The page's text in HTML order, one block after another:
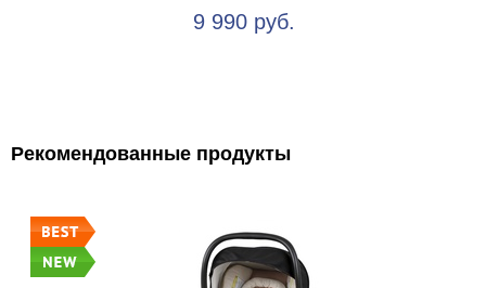
9 990 руб.
Рекомендованные продукты